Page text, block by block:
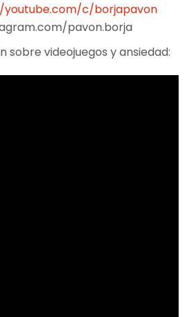
c/borjapavon
pavon.borja
sobre videojuegos y ansiedad: